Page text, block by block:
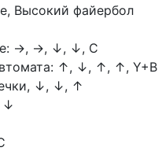
Высокий файербол
→, →, ↓, ↓, С
↑, ↓, ↑, ↑, Y+В
↓, ↓, ↑
↓